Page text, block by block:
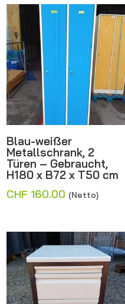
Blau-weißer
Metallschrank, 2
Türen – Gebraucht,
H180 x B72 x T50 cm
CHF 160.00 (Netto)